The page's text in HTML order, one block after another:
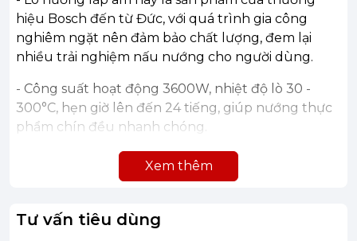
hiệu Bosch đến từ Đức, với quá trình gia công
nghiêm ngặt nên đảm bảo chất lượng, đem lại
nhiều trải nghiệm nấu nướng cho người dùng.
- Công suất hoạt động 3600W, nhiệt độ lò 30 -
300°C, hẹn giờ lên đến 24 tiếng, giúp nướng thực
phẩm chín đều nhanh chóng.
- Lò có dung tích lớn 71 lít nên sử dụng tiện lợi
trong gia đình có đông thành viên hoặc có thể
Xem thêm
Tư vấn tiêu dùng